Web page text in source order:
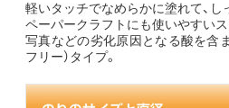
軽いタッチでなめらかに塗れて、し
ペーパークラフトにも使いやすいス
写真などの劣化原因となる酸を含
フリー）タイプ。